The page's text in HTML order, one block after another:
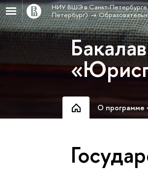
НИУ ВШЭ в Санкт-Петербурге
Петербург)
О программе